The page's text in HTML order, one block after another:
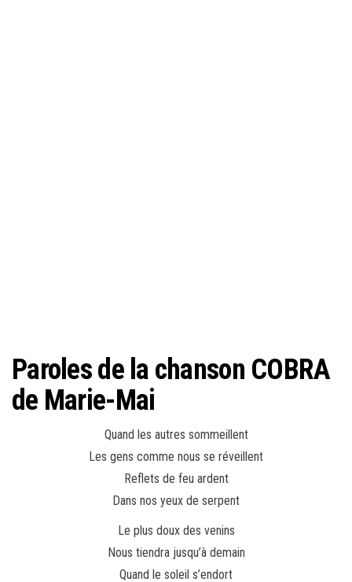
Paroles de la chanson COBRA
de Marie-Mai
Quand les autres sommeillent
Les gens comme nous se réveillent
Reflets de feu ardent
Dans nos yeux de serpent
Le plus doux des venins
Nous tiendra jusqu’à demain
Quand le soleil s’endort